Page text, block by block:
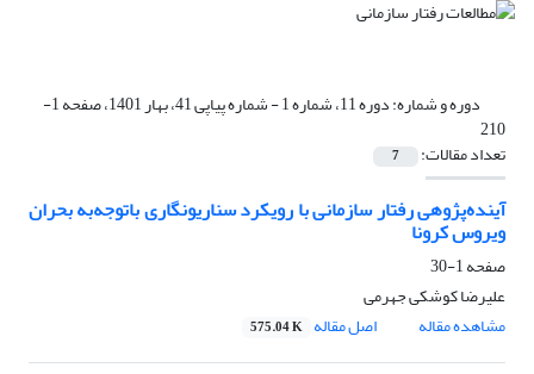
دوره و شماره: دوره 11، شماره 1 - شماره پیاپی 41، بهار 1401، صفحه 1-
210
تعداد مقالات: 7
آینده‌پژوهی رفتار سازمانی با رویکرد سناریونگاری باتوجه‌به بحران
ویروس کرونا
صفحه1-30
علیرضا کوشکی جهرمی
مشاهده مقاله
اصل مقاله 575.04 K